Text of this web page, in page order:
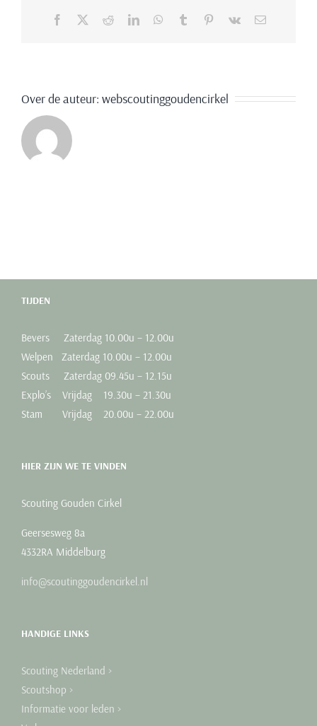
verblijven
Facebook RedditLinkedInWhatsApp
Tumblr Pinterest
Vk
E-
Over de auteur: webscoutinggoudencirkel
TIJDEN
Bevers Zaterdag 10.00u – 12.00u
Welpen Zaterdag 10.00u – 12.00u
Scouts Zaterdag 09.45u – 12.15u
Explo’s Vrijdag 19.30u – 21.30u
Stam Vrijdag 20.00u – 22.00u
HIER ZIJN WE TE VINDEN
Scouting Gouden Cirkel
Geersesweg 8a
4332RA Middelburg
info@scoutinggoudencirkel.nl
HANDIGE LINKS
Scouting Nederland >
Scoutshop >
Informatie voor leden >